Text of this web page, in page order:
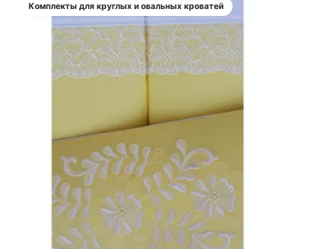
Комплекты для круглых и овальных кроватей